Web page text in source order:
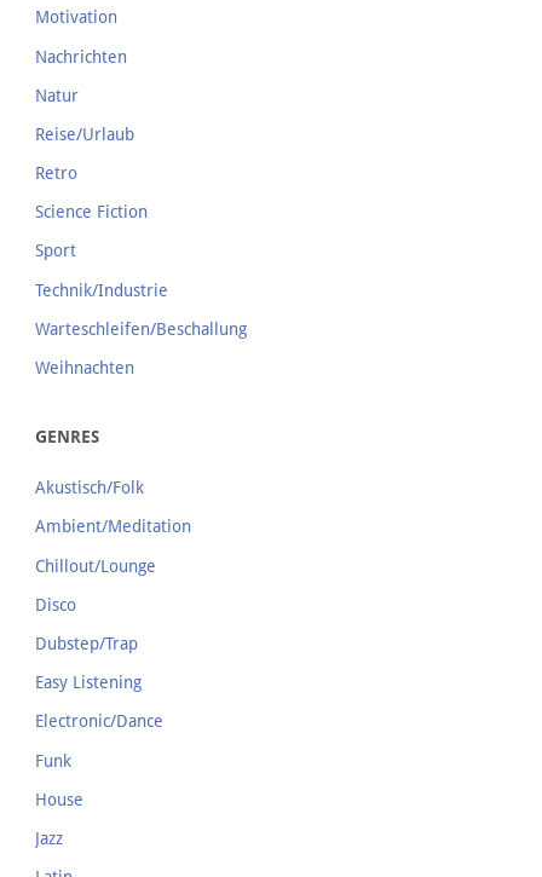
Motivation
Nachrichten
Natur
Reise/Urlaub
Retro
Science Fiction
Sport
Technik/Industrie
Warteschleifen/Beschallung
Weihnachten
GENRES
Akustisch/Folk
Ambient/Meditation
Chillout/Lounge
Disco
Dubstep/Trap
Easy Listening
Electronic/Dance
Funk
House
Jazz